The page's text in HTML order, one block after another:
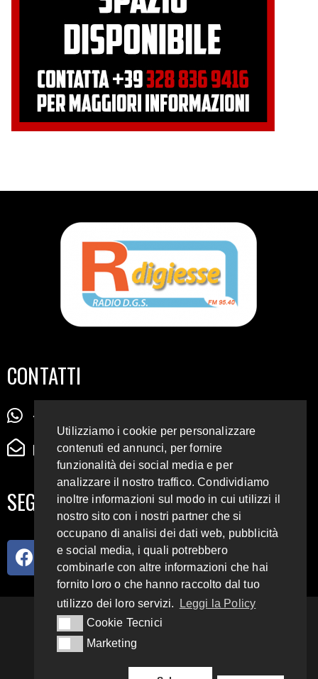
CONTATTI
+39 345 72 72 88 5
radiodigiesse@gmail.com
SEGUICI SUI SOCIAL
93.4 E 95.3 FM
Utilizziamo i cookie per personalizzare
contenuti ed annunci, per fornire
funzionalità dei social media e per
analizzare il nostro traffico. Condividiamo
inoltre informazioni sul modo in cui utilizzi il
nostro sito con i nostri partner che si
occupano di analisi dei dati web, pubblicità
e social media, i quali potrebbero
combinarle con altre informazioni che hai
fornito loro o che hanno raccolto dal tuo
utilizzo dei loro servizi.
Leggi la Policy
Cookie Tecnici
Cookie Tecnici
MarketingMarketing